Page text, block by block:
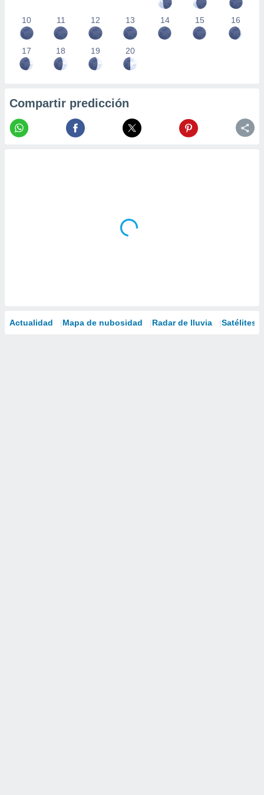
10 11 12 13 14 15 16
17 18 19 20
Compartir predicción
Actualidad Mapa de nubosidad Radar de lluvia Satélites